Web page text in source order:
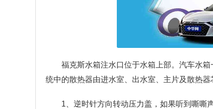
福克斯水箱注水口位于水箱上部。汽车水
统中的散热器由进水室、出水室、主片及散热
1、逆时针方向转动压力盖，如果听到嘶嘶